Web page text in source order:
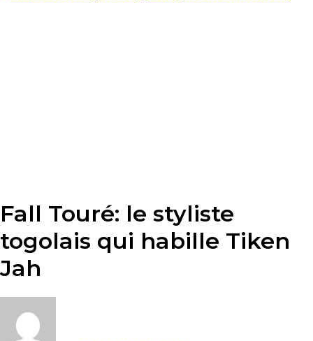
Fall Touré: le styliste
togolais qui habille Tiken
Jah